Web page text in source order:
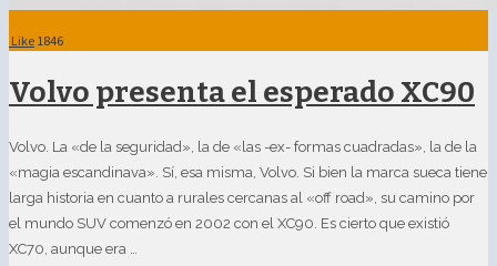
Like 1846
Volvo presenta el esperado XC90
Volvo. La «de la seguridad», la de «las -ex- formas cuadradas», la de la
«magia escandinava». Sí, esa misma, Volvo. Si bien la marca sueca tiene
larga historia en cuanto a rurales cercanas al «off road», su camino por
el mundo SUV comenzó en 2002 con el XC90. Es cierto que existió
XC70, aunque era …